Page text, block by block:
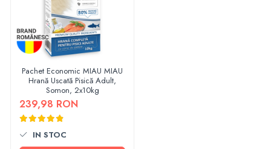
Pachet Economic MIAU MIAU
Hrană Uscată Pisică Adult,
Somon, 2x10kg
239,98 RON
IN STOC